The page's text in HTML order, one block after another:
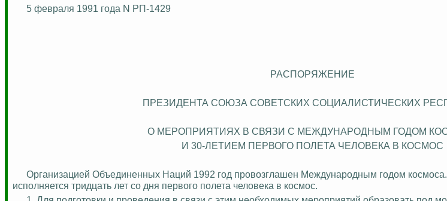
5 февраля 1991 года N РП-1429
РАСПОРЯЖЕНИЕ
ПРЕЗИДЕНТА СОЮЗА СОВЕТСКИХ СОЦИАЛИСТИЧЕСКИХ
О МЕРОПРИЯТИЯХ В СВЯЗИ С МЕЖДУНАРОДНЫМ ГОДОМ
И 30-ЛЕТИЕМ ПЕРВОГО ПОЛЕТА ЧЕЛОВЕКА В КОСМОС
Организацией Объединенных Наций 1992 год провозглашен Международным годом
исполняется тридцать лет со дня первого полета человека в космос.